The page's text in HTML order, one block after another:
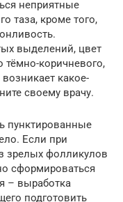
неприятные
таза, кроме того,
выделений, цвет
тёмно-коричневого,
какое-
своему врачу.
пунктированные
Если при
зрелых фолликулов
сформироваться
– выработка
подготовить